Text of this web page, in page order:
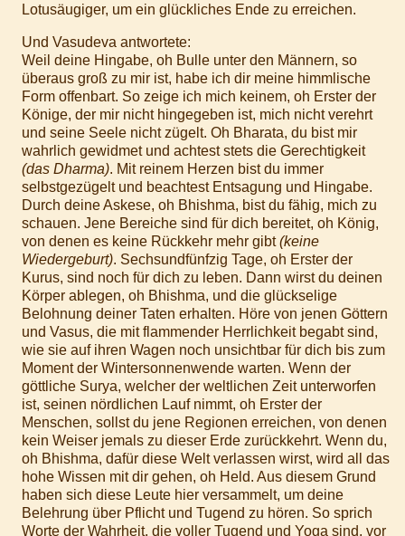
Lotusäugiger, um ein glückliches Ende zu erreichen.
Und Vasudeva antwortete:
Weil deine Hingabe, oh Bulle unter den Männern, so
überaus groß zu mir ist, habe ich dir meine himmlische
Form offenbart. So zeige ich mich keinem, oh Erster der
Könige, der mir nicht hingegeben ist, mich nicht verehrt
und seine Seele nicht zügelt. Oh Bharata, du bist mir
wahrlich gewidmet und achtest stets die Gerechtigkeit
(das Dharma). Mit reinem Herzen bist du immer
selbstgezügelt und beachtest Entsagung und Hingabe.
Durch deine Askese, oh Bhishma, bist du fähig, mich zu
schauen. Jene Bereiche sind für dich bereitet, oh König,
von denen es keine Rückkehr mehr gibt(keine
Wiedergeburt). Sechsundfünfzig Tage, oh Erster der
Kurus, sind noch für dich zu leben. Dann wirst du deinen
Körper ablegen, oh Bhishma, und die glückselige
Belohnung deiner Taten erhalten. Höre von jenen Göttern
und Vasus, die mit flammender Herrlichkeit begabt sind,
wie sie auf ihren Wagen noch unsichtbar für dich bis zum
Moment der Wintersonnenwende warten. Wenn der
göttliche Surya, welcher der weltlichen Zeit unterworfen
ist, seinen nördlichen Lauf nimmt, oh Erster der
Menschen, sollst du jene Regionen erreichen, von denen
kein Weiser jemals zu dieser Erde zurückkehrt. Wenn du,
oh Bhishma, dafür diese Welt verlassen wirst, wird all das
hohe Wissen mit dir gehen, oh Held. Aus diesem Grund
haben sich diese Leute hier versammelt, um deine
Belehrung über Pflicht und Tugend zu hören. So sprich
Worte der Wahrheit, die voller Tugend und Yoga sind, vor